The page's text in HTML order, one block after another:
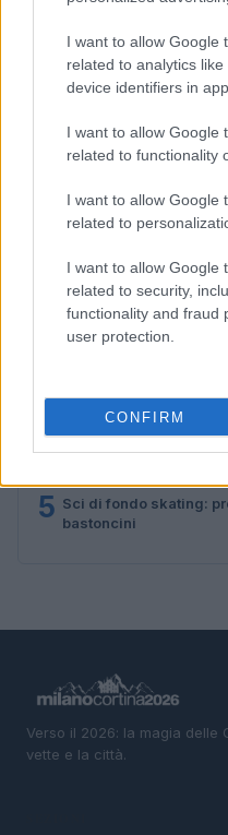
I want to allow Google
related to analytics
device identifiers in
I want to allow Google
related to functionality
I want to allow Google
related to
I want to allow Google
related to security,
functionality and fraud
user protection.
CONFIRM
Tecnica classica sci di
scivolata e frenata
PIÙ LETTI
Lorenzina Guala,
un’eredità indelebile
BlinkFestivalen 2026:
biathlon in gara dal 5 al
scivolata e frenata
4 Elia Barp, Giovanni
5 Sci di fondo skating:
bastoncini
Verso il 2026: la magia delle
vette e la città.